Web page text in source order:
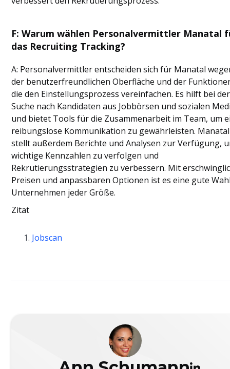
F: Warum wählen Personalvermittler Manatal
das Recruiting Tracking?
A: Personalvermittler entscheiden sich für Manatal
der benutzerfreundlichen Oberfläche und der
die den Einstellungsprozess vereinfachen. Es hilft bei der
Suche nach Kandidaten aus Jobbörsen und sozialen
und bietet Tools für die Zusammenarbeit im Team, um
reibungslose Kommunikation zu gewährleisten. Manatal
stellt außerdem Berichte und Analysen zur Verfügung,
wichtige Kennzahlen zu verfolgen und
Rekrutierungsstrategien zu verbessern. Mit
Preisen und anpassbaren Optionen ist es eine gute
Unternehmen jeder Größe.
Zitat
Jobscan